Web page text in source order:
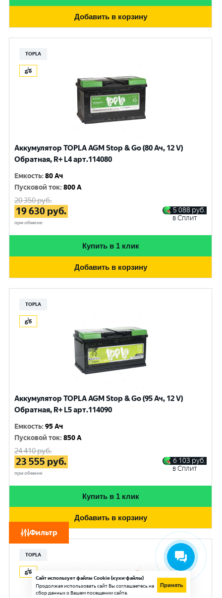
Фильтр
Добавить в корзину
TOPLA
Аккумулятор TOPLA AGM Stop & Go (80 Ач, 12 V)
Обратная, R+ L4 арт.114080
Емкость:80 Ач
Пусковой ток:800 A
20 350руб.
19 630 руб.
при обмене
5 088 руб.
в Сплит
Купить в 1 клик
Добавить в корзину
TOPLA
Аккумулятор TOPLA AGM Stop & Go (95 Ач, 12 V)
Обратная, R+ L5 арт.114090
Емкость:95 Ач
Пусковой ток:850 A
24 410руб.
23 555 руб.
при обмене
6 103 руб.
в Сплит
Купить в 1 клик
Добавить в корзину
TOPLA
Сайт использует файлы Cookie (куки-файлы)
Продолжая использовать сайт Вы соглашаетесь на
сбор данных о Вашем посещении сайта.
Принять